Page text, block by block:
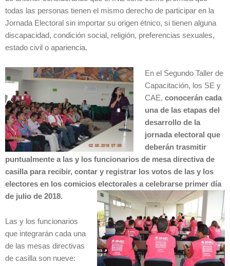
todas las personas tienen el mismo derecho de participar en la
Jornada Electoral sin importar su origen étnico, si tienen alguna
discapacidad, condición social, religión, preferencias sexuales,
estado civil o apariencia.
En el Segundo Taller de
Capacitación, los SE y
CAE, conocerán cada
una de las etapas del
desarrollo de la
jornada electoral que
deberán trasmitir
puntualmente a las y los funcionarios de mesa directiva de
casilla para recibir, contar y registrar los votos de las y los
electores en los comicios electorales a celebrarse primer día
de julio de 2018.
Las y los funcionarios
que integrarán cada una
de las mesas directivas
de casilla son nueve: